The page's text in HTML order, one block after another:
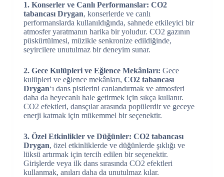
1. Konserler ve Canlı Performanslar: CO2
tabancası Drygan, konserlerde ve canlı
performanslarda kullanıldığında, sahnede etkileyici bir
atmosfer yaratmanın harika bir yoludur. CO2 gazının
püskürtülmesi, müzikle senkronize edildiğinde,
seyircilere unutulmaz bir deneyim sunar.
2. Gece Kulüpleri ve Eğlence Mekânları: Gece
kulüpleri ve eğlence mekânları, CO2 tabancası
Drygan‘ı dans pistlerini canlandırmak ve atmosferi
daha da heyecanlı hale getirmek için sıkça kullanır.
CO2 efektleri, dansçılar arasında popülerdir ve geceye
enerji katmak için mükemmel bir seçenektir.
3. Özel Etkinlikler ve Düğünler: CO2 tabancası
Drygan, özel etkinliklerde ve düğünlerde şıklığı ve
lüksü artırmak için tercih edilen bir seçenektir.
Girişlerde veya ilk dans sırasında CO2 efektleri
kullanmak, anıları daha da unutulmaz kılar.